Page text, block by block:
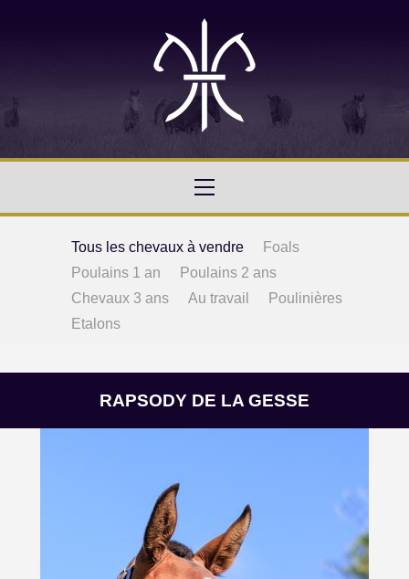
Tous les chevaux à vendre
Foals
Poulains 1 an
Poulains 2 ans
Chevaux 3 ans
Au travail
Poulinières
Etalons
RAPSODY DE LA GESSE